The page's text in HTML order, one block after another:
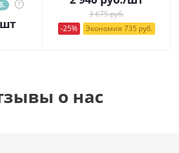
?
3 675 руб.
-25%
Экономия 735 руб.
о нас